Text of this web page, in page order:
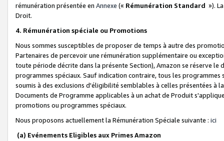
rémunération présentée en Annexe (« Rémunération Standard »).
Droit.
4. Rémunération spéciale ou Promotions
Nous sommes susceptibles de proposer de temps à autre des
Partenaires de percevoir une rémunération supplémentaire ou
toute période décrite dans la présente Section), Amazon se réserve
programmes spéciaux. Sauf indication contraire, tous les
soumis à des exclusions d'éligibilité semblables à celles présentées à
Documents de Programme applicables à un achat de Produit
promotions ou programmes spéciaux.
Nous proposons actuellement la Rémunération Spéciale suivante : ici
(a) Evénements Eligibles aux Primes Amazon